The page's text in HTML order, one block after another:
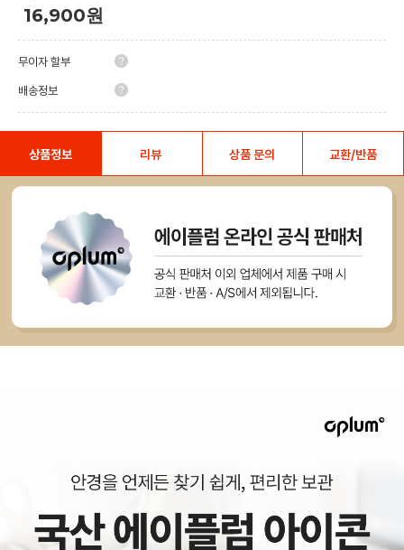
16,900원
무이자 할부
배송정보
상품정보 리뷰 상품 문의 교환/반품